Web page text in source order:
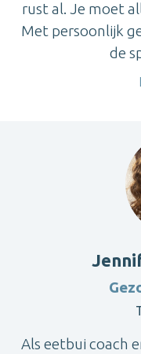
rust al. Je moet
Met persoonlijk
de
Als eetbui coach